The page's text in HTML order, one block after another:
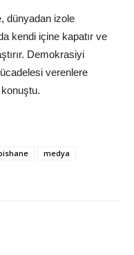
dünyadan izole
kendi içine kapatır ve
Demokrasiyi
verenlere
medya